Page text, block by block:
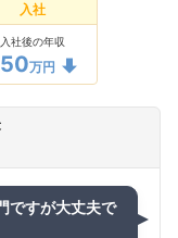
入社
入社後の年収
万円
ですが大丈夫で